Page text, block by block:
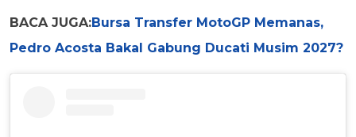
BACA JUGA:Bursa Transfer MotoGP Memanas,
Pedro Acosta Bakal Gabung Ducati Musim 2027?